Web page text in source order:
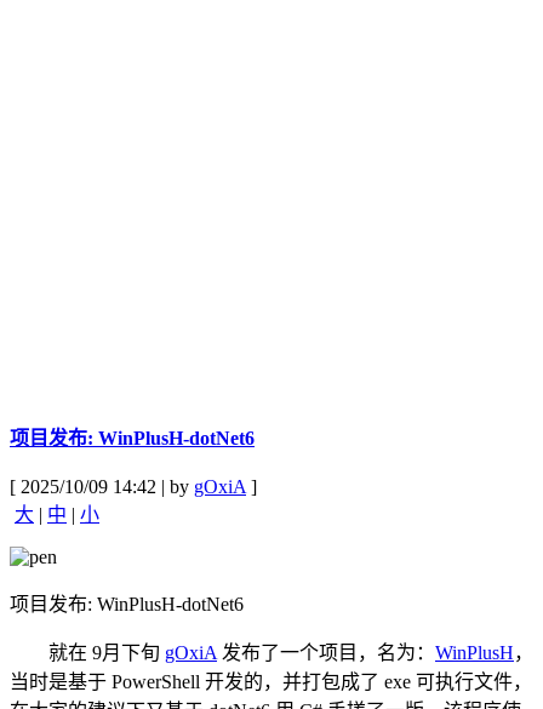
项目发布: WinPlusH-dotNet6
[ 2025/10/09 14:42 | by gOxiA]
大 | 中 | 小
项目发布: WinPlusH-dotNet6
就在 9月下旬 gOxiA发布了一个项目，名为： WinPlusH，
当时是基于 PowerShell 开发的，并打包成了 exe 可执行文件，